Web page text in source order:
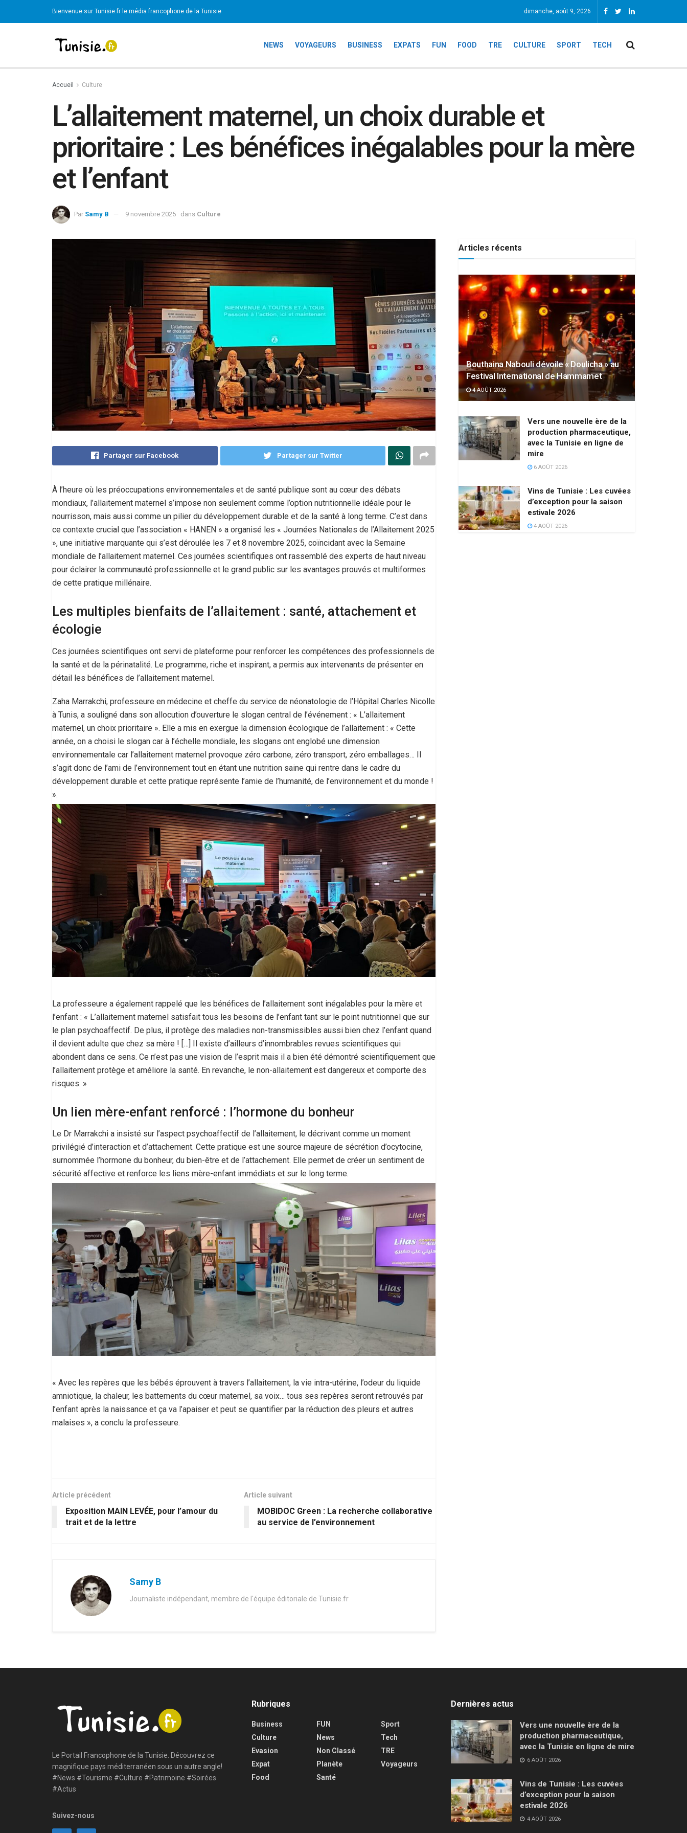
Bienvenue sur Tunisie.fr le média francophone de la Tunisie dimanche, août 9, 2026
NEWS VOYAGEURS BUSINESS EXPATS FUN FOOD TRE CULTURE SPORT TECH
Accueil Culture
L’allaitement maternel, un choix durable et
prioritaire : Les bénéfices inégalables pour la mère
et l’enfant
Par Samy B 9 novembre 2025 dans Culture
Partager sur Facebook Partager sur Twitter
À l’heure où les préoccupations environnementales et de santé publique sont au cœur des débats
mondiaux, l’allaitement maternel s’impose non seulement comme l’option nutritionnelle idéale pour le
nourrisson, mais aussi comme un pilier du développement durable et de la santé à long terme. C’est dans
ce contexte crucial que l’association « HANEN » a organisé les « Journées Nationales de l’Allaitement 2025
», une initiative marquante qui s’est déroulée les 7 et 8 novembre 2025, coïncidant avec la Semaine
mondiale de l’allaitement maternel. Ces journées scientifiques ont rassemblé des experts de haut niveau
pour éclairer la communauté professionnelle et le grand public sur les avantages prouvés et multiformes
de cette pratique millénaire.
Les multiples bienfaits de l’allaitement : santé, attachement et
écologie
Ces journées scientifiques ont servi de plateforme pour renforcer les compétences des professionnels de
la santé et de la périnatalité. Le programme, riche et inspirant, a permis aux intervenants de présenter en
détail les bénéfices de l’allaitement maternel.
Zaha Marrakchi, professeure en médecine et cheffe du service de néonatologie de l’Hôpital Charles Nicolle
à Tunis, a souligné dans son allocution d’ouverture le slogan central de l’événement : « L’allaitement
maternel, un choix prioritaire ». Elle a mis en exergue la dimension écologique de l’allaitement : « Cette
année, on a choisi le slogan car à l’échelle mondiale, les slogans ont englobé une dimension
environnementale car l’allaitement maternel provoque zéro carbone, zéro transport, zéro emballages… Il
s’agit donc de l’ami de l’environnement tout en étant une nutrition saine qui rentre dans le cadre du
développement durable et cette pratique représente l’amie de l’humanité, de l’environnement et du monde !
».
La professeure a également rappelé que les bénéfices de l’allaitement sont inégalables pour la mère et
l’enfant : « L’allaitement maternel satisfait tous les besoins de l’enfant tant sur le point nutritionnel que sur
le plan psychoaffectif. De plus, il protège des maladies non-transmissibles aussi bien chez l’enfant quand
il devient adulte que chez sa mère ! […] Il existe d’ailleurs d’innombrables revues scientifiques qui
abondent dans ce sens. Ce n’est pas une vision de l’esprit mais il a bien été démontré scientifiquement que
l’allaitement protège et améliore la santé. En revanche, le non-allaitement est dangereux et comporte des
risques. »
Un lien mère-enfant renforcé : l’hormone du bonheur
Le Dr Marrakchi a insisté sur l’aspect psychoaffectif de l’allaitement, le décrivant comme un moment
privilégié d’interaction et d’attachement. Cette pratique est une source majeure de sécrétion d’ocytocine,
surnommée l’hormone du bonheur, du bien-être et de l’attachement. Elle permet de créer un sentiment de
sécurité affective et renforce les liens mère-enfant immédiats et sur le long terme.
« Avec les repères que les bébés éprouvent à travers l’allaitement, la vie intra-utérine, l’odeur du liquide
amniotique, la chaleur, les battements du cœur maternel, sa voix… tous ses repères seront retrouvés par
l’enfant après la naissance et ça va l’apaiser et peut se quantifier par la réduction des pleurs et autres
malaises », a conclu la professeure.
Article précédent
Exposition MAIN LEVÉE, pour l’amour du
trait et de la lettre
Article suivant
MOBIDOC Green : La recherche collaborative
au service de l’environnement
Samy B
Journaliste indépendant, membre de l'équipe éditoriale de Tunisie.fr
Articles récents
Bouthaina Nabouli dévoile « Doulicha » au
Festival International de Hammamet
4 AOÛT 2026
Vers une nouvelle ère de la
production pharmaceutique,
avec la Tunisie en ligne de
mire
6 AOÛT 2026
Vins de Tunisie : Les cuvées
d’exception pour la saison
estivale 2026
4 AOÛT 2026
Le Portail Francophone de la Tunisie. Découvrez ce
magnifique pays méditerranéen sous un autre angle!
#News #Tourisme #Culture #Patrimoine #Soirées
#Actus
Suivez-nous
Rubriques
Business
Culture
Evasion
Expat
Food
FUN
News
Non Classé
Planète
Santé
Sport
Tech
TRE
Voyageurs
Dernières actus
Vers une nouvelle ère de la
production pharmaceutique,
avec la Tunisie en ligne de mire
6 AOÛT 2026
Vins de Tunisie : Les cuvées
d’exception pour la saison
estivale 2026
4 AOÛT 2026